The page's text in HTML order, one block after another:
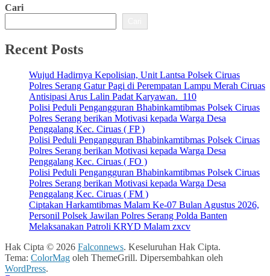
Cari
Recent Posts
Wujud Hadirnya Kepolisian, Unit Lantsa Polsek Ciruas
Polres Serang Gatur Pagi di Perempatan Lampu Merah Ciruas
Antisipasi Arus Lalin Padat Karyawan. 110
Polisi Peduli Pengangguran Bhabinkamtibmas Polsek Ciruas
Polres Serang berikan Motivasi kepada Warga Desa
Penggalang Kec. Ciruas ( FP )
Polisi Peduli Pengangguran Bhabinkamtibmas Polsek Ciruas
Polres Serang berikan Motivasi kepada Warga Desa
Penggalang Kec. Ciruas ( FO )
Polisi Peduli Pengangguran Bhabinkamtibmas Polsek Ciruas
Polres Serang berikan Motivasi kepada Warga Desa
Penggalang Kec. Ciruas ( FM )
Ciptakan Harkamtibmas Malam Ke-07 Bulan Agustus 2026,
Personil Polsek Jawilan Polres Serang Polda Banten
Melaksanakan Patroli KRYD Malam zxcv
Hak Cipta © 2026 Falconnews. Keseluruhan Hak Cipta.
Tema: ColorMag oleh ThemeGrill. Dipersembahkan oleh
WordPress.